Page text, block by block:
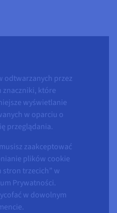
odtwarzanych przez
znaczniki, które
wyświetlanie
w oparciu o
przeglądania.
zaakceptować
plików cookie
trzecich” w
Prywatności.
w dowolnym